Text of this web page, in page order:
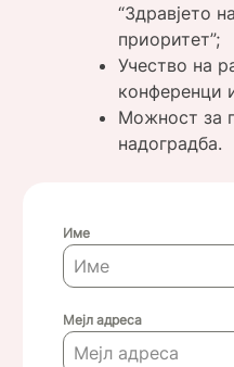
“Здравјето
приоритет”;
Учество на
конференци
Можност за
надоградба.
Име
Мејл адреса